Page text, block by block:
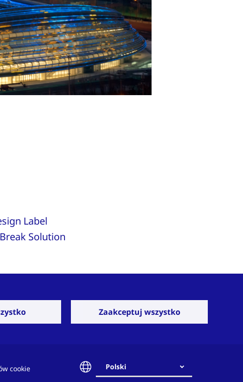
Label
Solution
Zaakceptuj wszystko
Polski
cookie